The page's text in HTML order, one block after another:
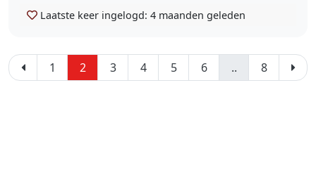
Laatste keer ingelogd: 4 maanden geleden
1 2 3 4 5 6 .. 8